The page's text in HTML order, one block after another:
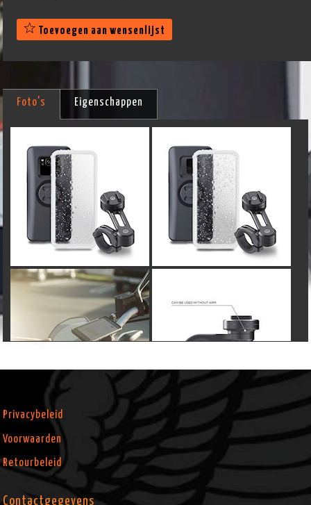
Toevoegen aan wensenlijst
Foto's Eigenschappen
Privacybeleid
Voorwaarden
Retourbeleid
Contactgegevens